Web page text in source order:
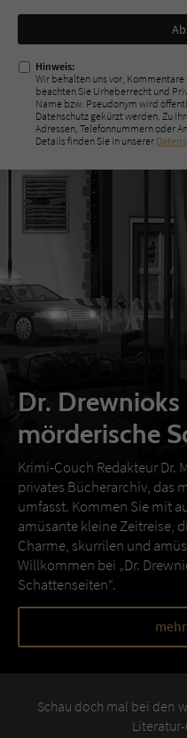
Nicht
ausfüllen!
Hinweis:
Wir behalten uns vor, Kommentare
beachten Sie Urheberrecht und
Name bzw. Pseudonym wird
Datenschutz gekürzt werden. Zu
Adressen, Telefonnummern oder
Details finden Sie in unserer
Dr. Drewnioks
mörderische
Krimi-Couch Redakteur Dr.
privates Bücherarchiv, das
umfasst. Kommen Sie mit
amüsante kleine Zeitreise,
Charme, skurrilen und
Willkommen bei „Dr.
Schattenseiten“.
Schau doch mal bei den